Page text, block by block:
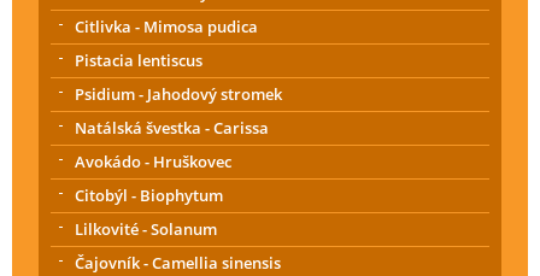
Citlivka - Mimosa pudica
Pistacia lentiscus
Psidium - Jahodový stromek
Natálská švestka - Carissa
Avokádo - Hruškovec
Citobýl - Biophytum
Lilkovité - Solanum
Čajovník - Camellia sinensis